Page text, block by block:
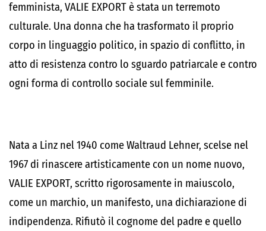
femminista, VALIE EXPORT è stata un terremoto
culturale. Una donna che ha trasformato il proprio
corpo in linguaggio politico, in spazio di conflitto, in
atto di resistenza contro lo sguardo patriarcale e contro
ogni forma di controllo sociale sul femminile.
Nata a Linz nel 1940 come Waltraud Lehner, scelse nel
1967 di rinascere artisticamente con un nome nuovo,
VALIE EXPORT, scritto rigorosamente in maiuscolo,
come un marchio, un manifesto, una dichiarazione di
indipendenza. Rifiutò il cognome del padre e quello